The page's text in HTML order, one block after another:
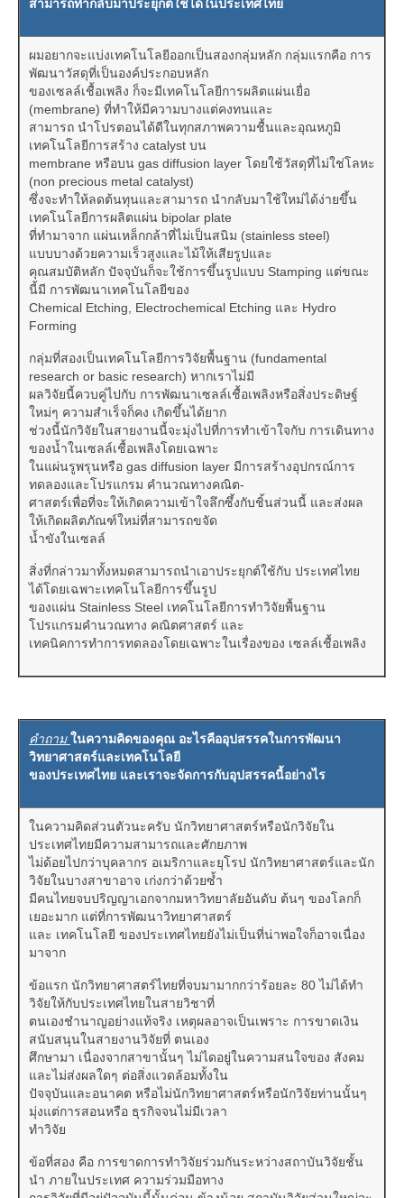
สามารถทำกลับมาประยุกต์ใช้ได้ในประเทศไทย
ผมอยากจะแบ่งเทคโนโลยีออกเป็นสองกลุ่มหลัก กลุ่มแรกคือ การ
พัฒนาวัสดุที่เป็นองค์ประกอบหลัก
ของเซลล์เชื้อเพลิง ก็จะมีเทคโนโลยีการผลิตแผ่นเยื่อ
(membrane) ที่ทำให้มีความบางแต่คงทนและ
สามารถ นำโปรตอนได้ดีในทุกสภาพความชื้นและอุณหภูมิ
เทคโนโลยีการสร้าง catalyst บน
membrane หรือบน gas diffusion layer โดยใช้วัสดุที่ไม่ใช่โลหะ
(non precious metal catalyst)
ซึ่งจะทำให้ลดต้นทุนและสามารถ นำกลับมาใช้ใหม่ได้ง่ายขึ้น
เทคโนโลยีการผลิตแผ่น bipolar plate
ที่ทำมาจาก แผ่นเหล็กกล้าที่ไม่เป็นสนิม (stainless steel)
แบบบางด้วยความเร็วสูงและไม้ให้เสียรูปและ
คุณสมบัติหลัก ปัจจุบันก็จะใช้การขึ้นรูปแบบ Stamping แต่ขณะ
นี้มี การพัฒนาเทคโนโลยีของ
Chemical Etching, Electrochemical Etching และ Hydro
Forming
กลุ่มที่สองเป็นเทคโนโลยีการวิจัยพื้นฐาน (fundamental
research or basic research) หากเราไม่มี
ผลวิจัยนี้ควบคู่ไปกับ การพัฒนาเซลล์เชื้อเพลิงหรือสิ่งประดิษฐ์
ใหม่ๆ ความสำเร็จก็คง เกิดขึ้นได้ยาก
ช่วงนี้นักวิจัยในสายงานนี้จะมุ่งไปที่การทำเข้าใจกับ การเดินทาง
ของน้ำในเซลล์เชื้อเพลิงโดยเฉพาะ
ในแผ่นรูพรุนหรือ gas diffusion layer มีการสร้างอุปกรณ์การ
ทดลองและโปรแกรม คำนวณทางคณิต-
ศาสตร์เพื่อที่จะให้เกิดความเข้าใจลึกซึ้งกับชิ้นส่วนนี้ และส่งผล
ให้เกิดผลิตภัณฑ์ใหม่ที่สามารถขจัด
น้ำขังในเซลล์
สิ่งที่กล่าวมาทั้งหมดสามารถนำเอาประยุกต์ใช้กับ ประเทศไทย
ได้โดยเฉพาะเทคโนโลยีการขึ้นรูป
ของแผ่น Stainless Steel เทคโนโลยีการทำวิจัยพื้นฐาน
โปรแกรมคำนวณทาง คณิตศาสตร์ และ
เทคนิคการทำการทดลองโดยเฉพาะในเรื่องของ เซลล์เชื้อเพลิง
คำถามในความคิดของคุณ อะไรคืออุปสรรคในการพัฒนา
วิทยาศาสตร์และเทคโนโลยี
ของประเทศไทย และเราจะจัดการกับอุปสรรคนี้อย่างไร
ในความคิดส่วนตัวนะครับ นักวิทยาศาสตร์หรือนักวิจัยใน
ประเทศไทยมีความสามารถและศักยภาพ
ไม่ด้อยไปกว่าบุคลากร อเมริกาและยุโรป นักวิทยาศาสตร์และนัก
วิจัยในบางสาขาอาจ เก่งกว่าด้วยซ้ำ
มีคนไทยจบปริญญาเอกจากมหาวิทยาลัยอันดับ ต้นๆ ของโลกก็
เยอะมาก แต่ที่การพัฒนาวิทยาศาสตร์
และ เทคโนโลยี ของประเทศไทยยังไม่เป็นที่น่าพอใจก็อาจเนื่อง
มาจาก
ข้อแรก นักวิทยาศาสตร์ไทยที่จบมามากกว่าร้อยละ 80 ไม่ได้ทำ
วิจัยให้กับประเทศไทยในสายวิชาที่
ตนเองชำนาญอย่างแท้จริง เหตุผลอาจเป็นเพราะ การขาดเงิน
สนับสนุนในสายงานวิจัยที่ ตนเอง
ศึกษามา เนื่องจากสาขานั้นๆ ไม่ไดอยู่ในความสนใจของ สังคม
และไม่ส่งผลใดๆ ต่อสิ่งแวดล้อมทั้งใน
ปัจจุบันและอนาคต หรือไม่นักวิทยาศาสตร์หรือนักวิจัยท่านนั้นๆ
มุ่งแต่การสอนหรือ ธุรกิจจนไม่มีเวลา
ทำวิจัย
ข้อที่สอง คือ การขาดการทำวิจัยร่วมกันระหว่างสถาบันวิจัยชั้น
นำ ภายในประเทศ ความร่วมมือทาง